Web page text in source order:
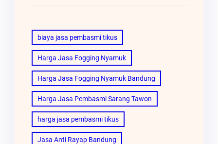
biaya jasa pembasmi tikus
Harga Jasa Fogging Nyamuk
Harga Jasa Fogging Nyamuk Bandung
Harga Jasa Pembasmi Sarang Tawon
harga jasa pembasmi tikus
Jasa Anti Rayap Bandung